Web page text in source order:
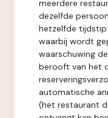
meerdere
dezelfde
hetzelfde tijdstip
waarbij wordt
waarschuwing
berooft van het
automatische
(het restaurant